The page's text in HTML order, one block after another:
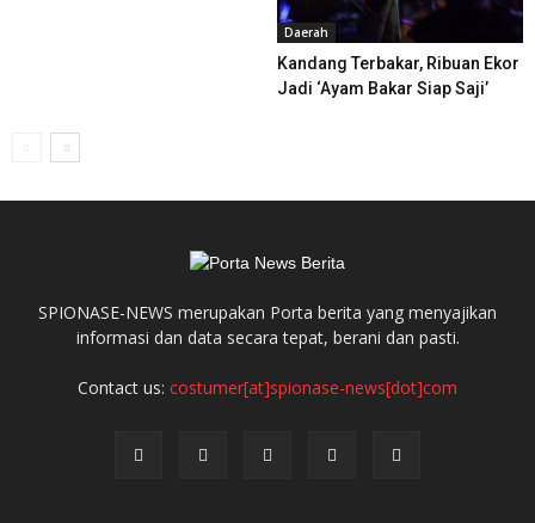
Daerah
Kandang Terbakar, Ribuan Ekor
Jadi ‘Ayam Bakar Siap Saji’
SPIONASE-NEWS merupakan Porta berita yang menyajikan
informasi dan data secara tepat, berani dan pasti.
Contact us: costumer[at]spionase-news[dot]com